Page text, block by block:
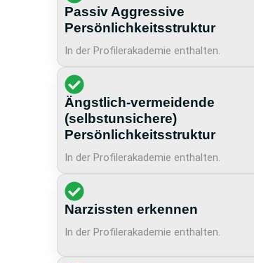
Passiv Aggressive
Persönlichkeitsstruktur
In der Profilerakademie enthalten.
Ängstlich-vermeidende
(selbstunsichere)
Persönlichkeitsstruktur
In der Profilerakademie enthalten.
Narzissten erkennen
In der Profilerakademie enthalten.